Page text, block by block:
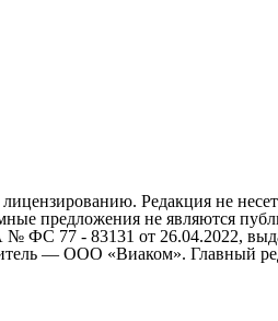
Редакция не
предложения не являются
77 - 83131 от 26.04.2022,
— ООО «Виаком». Главный